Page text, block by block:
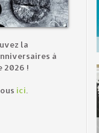
la
à
2026 !
ici